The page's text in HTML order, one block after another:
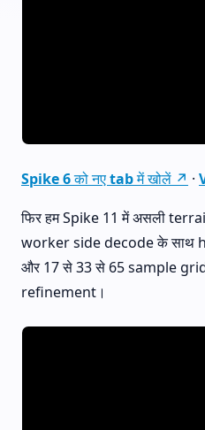
Spike 6 को नए tab में खोलें ↗ ·
फिर हम Spike 11 में असली
worker side decode के साथ
और 17 से 33 से 65 sample
refinement।